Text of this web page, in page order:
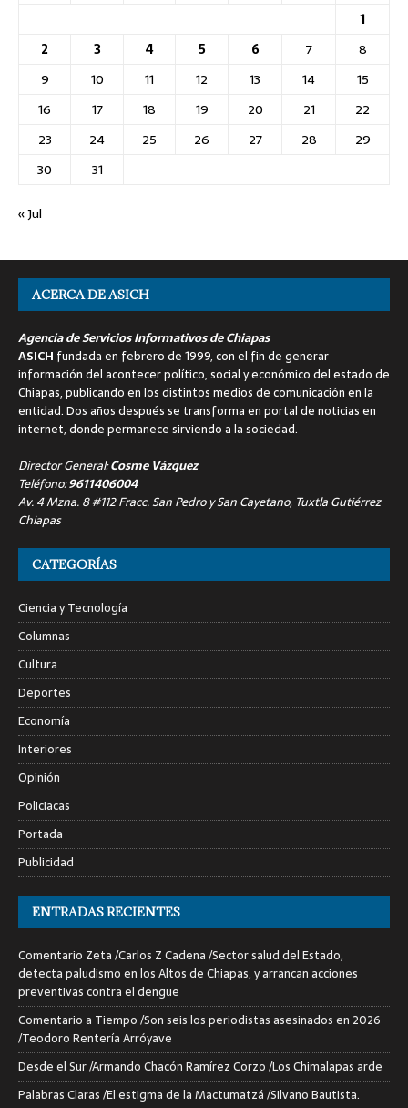
1
2
3 4 5 6 7
8
9
10 11 12 13 14
15
16
17 18 19 20 21
22
23
24 25 26 27 28
29
30
31
« Jul
ACERCA DE ASICH
Agencia de Servicios Informativos de Chiapas
ASICH fundada en febrero de 1999, con el fin de generar
información del acontecer político, social y económico del estado de
Chiapas, publicando en los distintos medios de comunicación en la
entidad. Dos años después se transforma en portal de noticias en
internet, donde permanece sirviendo a la sociedad.
Director General:Cosme Vázquez
Teléfono:9611406004
Av. 4 Mzna. 8 #112 Fracc. San Pedro y San Cayetano, Tuxtla Gutiérrez
Chiapas
CATEGORÍAS
Ciencia y Tecnología
Columnas
Cultura
Deportes
Economía
Interiores
Opinión
Policiacas
Portada
Publicidad
ENTRADAS RECIENTES
Comentario Zeta /Carlos Z Cadena /Sector salud del Estado,
detecta paludismo en los Altos de Chiapas, y arrancan acciones
preventivas contra el dengue
Comentario a Tiempo /Son seis los periodistas asesinados en 2026
/Teodoro Rentería Arróyave
Desde el Sur /Armando Chacón Ramírez Corzo /Los Chimalapas arde
Palabras Claras /El estigma de la Mactumatzá /Silvano Bautista.